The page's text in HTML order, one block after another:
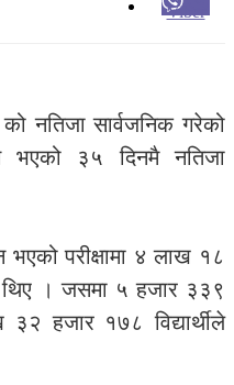
Viber
को नतिजा सार्वजनिक गरेको
भएको ३५ दिनमै नतिजा
परीक्षामा ४ लाख १८
थिए । जसमा ५ हजार ३३९
३२ हजार १७८ विद्यार्थीले